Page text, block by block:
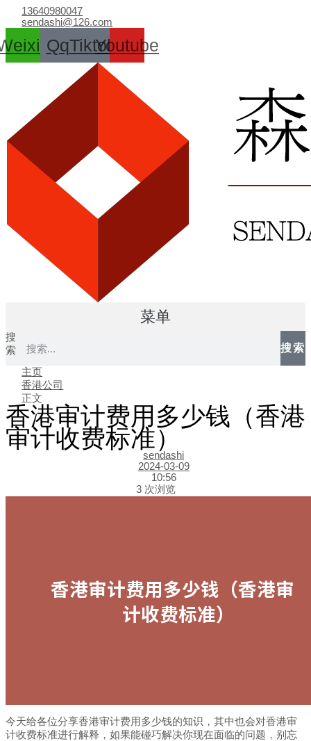
容
13640980047
sendashi@126.com
QqTiktokYoutube
菜单
搜
索
搜索
主页
香港公司
正文
香港审计费用多少钱（香港
审计收费标准）
sendashi
2024-03-09
10:56
3 次浏览
今天给各位分享香港审计费用多少钱的知识，其中也会对香港审
计收费标准进行解释，如果能碰巧解决你现在面临的问题，别忘